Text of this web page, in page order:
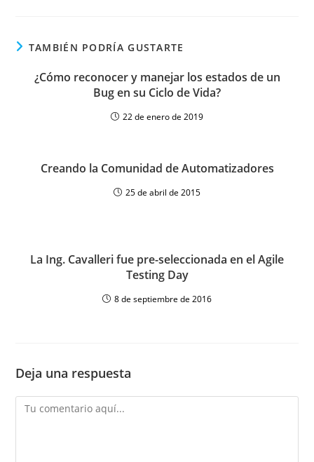
TAMBIÉN PODRÍA GUSTARTE
¿Cómo reconocer y manejar los estados de un
Bug en su Ciclo de Vida?
22 de enero de 2019
Creando la Comunidad de Automatizadores
25 de abril de 2015
La Ing. Cavalleri fue pre-seleccionada en el Agile
Testing Day
8 de septiembre de 2016
Deja una respuesta